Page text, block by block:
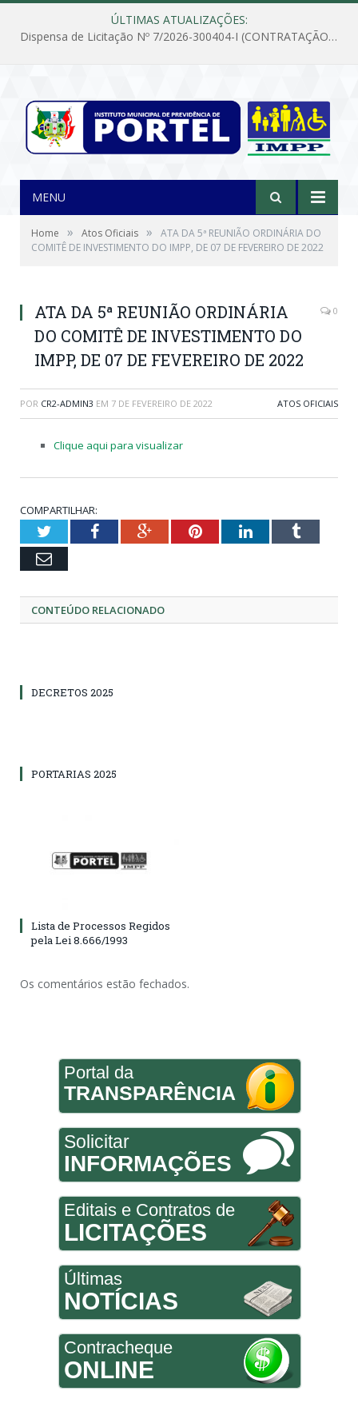
ÚLTIMAS ATUALIZAÇÕES:
Dispensa de Licitação Nº 7/2026-300404-I (CONTRATAÇÃO DE EMPRESA PARA MANUTENÇÃO E REPARAÇÃO DE APARELHOS DE AR CONDICIONADO, EM ATENDIMENTO ÀS NECESSIDADES DO INSTITUTO DE PREVIDÊNCIA MUNICIPAL DE PORTEL/PA)
MENU
Home » Atos Oficiais »
ATA DA 5ª REUNIÃO ORDINÁRIA DO
COMITÊ DE INVESTIMENTO DO IMPP, DE 07 DE FEVEREIRO DE 2022
ATA DA 5ª REUNIÃO ORDINÁRIA
DO COMITÊ DE INVESTIMENTO DO
IMPP, DE 07 DE FEVEREIRO DE 2022
0
POR CR2-ADMIN3 EM 7 DE FEVEREIRO DE 2022 ATOS OFICIAIS
Clique aqui para visualizar
COMPARTILHAR:
TwitterFacebookGoogle+PinterestLinkedInTumblr
Email
CONTEÚDO RELACIONADO
DECRETOS 2025
PORTARIAS 2025
Lista de Processos Regidos
pela Lei 8.666/1993
Os comentários estão fechados.
Portal da
TRANSPARÊNCIA
Solicitar
INFORMAÇÕES
Editais e Contratos de
LICITAÇÕES
Últimas
NOTÍCIAS
Contracheque
ONLINE